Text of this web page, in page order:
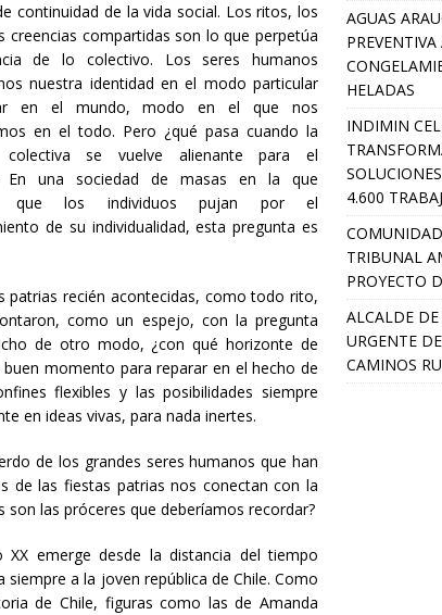
continuidad de la vida social. Los ritos, los
creencias compartidas son lo que perpetúa
de lo colectivo. Los seres humanos
nuestra identidad en el modo particular
en el mundo, modo en el que nos
en el todo. Pero ¿qué pasa cuando la
colectiva se vuelve alienante para el
En una sociedad de masas en la que
que los individuos pujan por el
de su individualidad, esta pregunta es
patrias recién acontecidas, como todo rito,
como un espejo, con la pregunta
de otro modo, ¿con qué horizonte de
momento para reparar en el hecho de
flexibles y las posibilidades siempre
en ideas vivas, para nada inertes.
de los grandes seres humanos que han
de las fiestas patrias nos conectan con la
las próceres que deberíamos recordar?
emerge desde la distancia del tiempo
a la joven república de Chile. Como
de Chile, figuras como las de Amanda
AGUAS
HELADAS
INDIMIN
4.600
TRIBUNAL
PROYECTO
ALCALDE
URGENTE
CAMINOS